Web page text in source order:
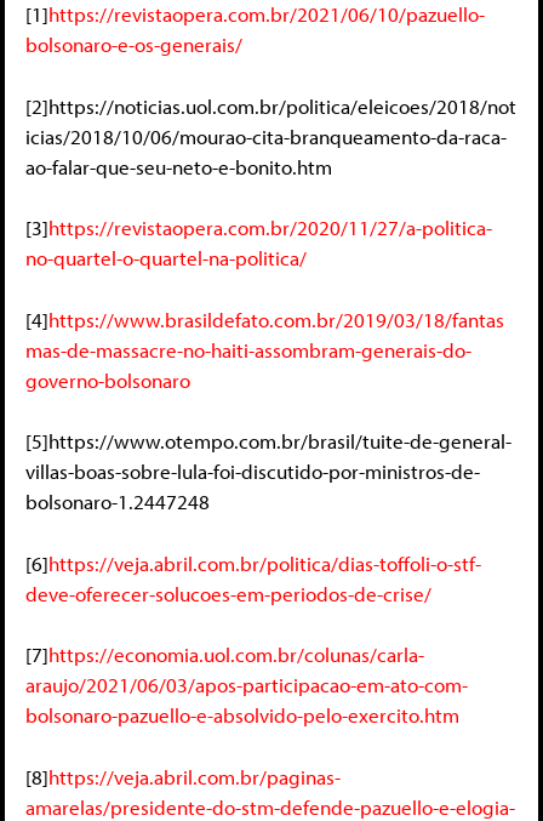
[1]https://revistaopera.com.br/2021/06/10/pazuello-
bolsonaro-e-os-generais/
[2]https://noticias.uol.com.br/politica/eleicoes/2018/not
icias/2018/10/06/mourao-cita-branqueamento-da-raca-
ao-falar-que-seu-neto-e-bonito.htm
[3]https://revistaopera.com.br/2020/11/27/a-politica-
no-quartel-o-quartel-na-politica/
[4]https://www.brasildefato.com.br/2019/03/18/fantas
mas-de-massacre-no-haiti-assombram-generais-do-
governo-bolsonaro
[5]https://www.otempo.com.br/brasil/tuite-de-general-
villas-boas-sobre-lula-foi-discutido-por-ministros-de-
bolsonaro-1.2447248
[6]https://veja.abril.com.br/politica/dias-toffoli-o-stf-
deve-oferecer-solucoes-em-periodos-de-crise/
[7]https://economia.uol.com.br/colunas/carla-
araujo/2021/06/03/apos-participacao-em-ato-com-
bolsonaro-pazuello-e-absolvido-pelo-exercito.htm
[8]https://veja.abril.com.br/paginas-
amarelas/presidente-do-stm-defende-pazuello-e-elogia-